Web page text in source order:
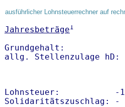
ausführlicher Lohnsteuerrechner auf
Jahresbeträge1
Grundgehalt:
Lohnsteuer:           -
Solidaritätszuschlag: -